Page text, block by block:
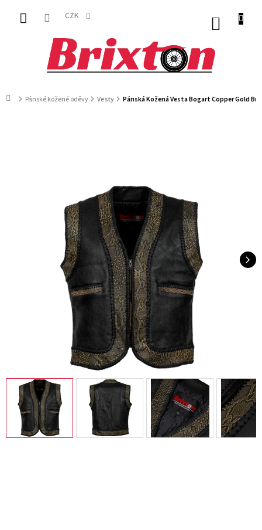
obsah
CZK
DomůPánské kožené oděvy Vesty Pánská Kožená Vesta Bogart Copper Gold